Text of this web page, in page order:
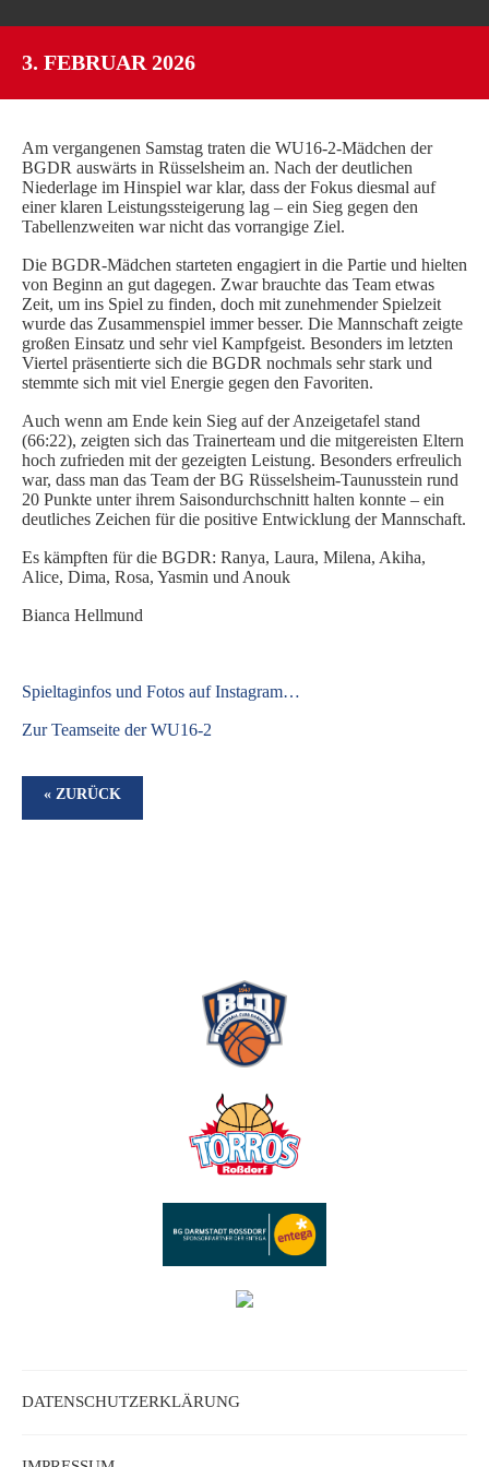
SPIELORGANISATION
SPIELPLÄNE UND ERGEBNISSE
BGDR-INSIDE
TRAINER*INNEN
DER VORSTAND
ORTHOPÄDISCHES TEAM
FÖRDERUNG
MITGLIEDSANTRAG
BLOG
SHOP
3. FEBRUAR 2026
Am vergangenen Samstag traten die WU16-2-Mädchen der
BGDR auswärts in Rüsselsheim an. Nach der deutlichen
Niederlage im Hinspiel war klar, dass der Fokus diesmal auf
einer klaren Leistungssteigerung lag – ein Sieg gegen den
Tabellenzweiten war nicht das vorrangige Ziel.
Die BGDR-Mädchen starteten engagiert in die Partie und hielten
von Beginn an gut dagegen. Zwar brauchte das Team etwas
Zeit, um ins Spiel zu finden, doch mit zunehmender Spielzeit
wurde das Zusammenspiel immer besser. Die Mannschaft zeigte
großen Einsatz und sehr viel Kampfgeist. Besonders im letzten
Viertel präsentierte sich die BGDR nochmals sehr stark und
stemmte sich mit viel Energie gegen den Favoriten.
Auch wenn am Ende kein Sieg auf der Anzeigetafel stand
(66:22), zeigten sich das Trainerteam und die mitgereisten Eltern
hoch zufrieden mit der gezeigten Leistung. Besonders erfreulich
war, dass man das Team der BG Rüsselsheim-Taunusstein rund
20 Punkte unter ihrem Saisondurchschnitt halten konnte – ein
deutliches Zeichen für die positive Entwicklung der Mannschaft.
Es kämpften für die BGDR: Ranya, Laura, Milena, Akiha,
Alice, Dima, Rosa, Yasmin und Anouk
Bianca Hellmund
Spieltaginfos und Fotos auf Instagram…
Zur Teamseite der WU16-2
« ZURÜCK
DATENSCHUTZERKLÄRUNG